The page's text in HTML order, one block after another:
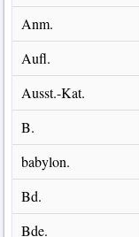
Anm.
Aufl.
Ausst.-Kat.
B.
babylon.
Bd.
Bde.